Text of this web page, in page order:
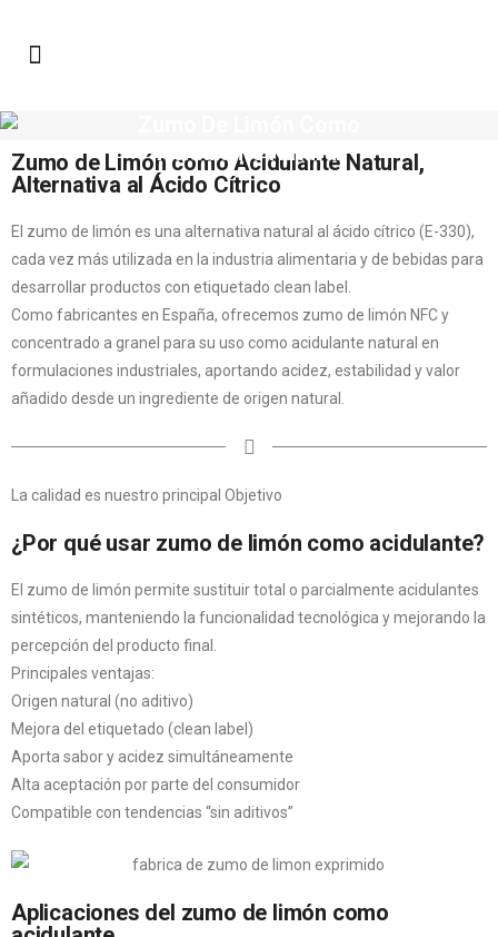
Acidulante Natural
Zumo de Limón como Acidulante Natural,
Alternativa al Ácido Cítrico
El zumo de limón es una alternativa natural al ácido cítrico (E-330),
cada vez más utilizada en la industria alimentaria y de bebidas para
desarrollar productos con etiquetado clean label.
Como fabricantes en España, ofrecemos zumo de limón NFC y
concentrado a granel para su uso como acidulante natural en
formulaciones industriales, aportando acidez, estabilidad y valor
añadido desde un ingrediente de origen natural.
La calidad es nuestro principal Objetivo
¿Por qué usar zumo de limón como acidulante?
El zumo de limón permite sustituir total o parcialmente acidulantes
sintéticos, manteniendo la funcionalidad tecnológica y mejorando la
percepción del producto final.
Principales ventajas:
Origen natural (no aditivo)
Mejora del etiquetado (clean label)
Aporta sabor y acidez simultáneamente
Alta aceptación por parte del consumidor
Compatible con tendencias “sin aditivos”
Aplicaciones del zumo de limón como